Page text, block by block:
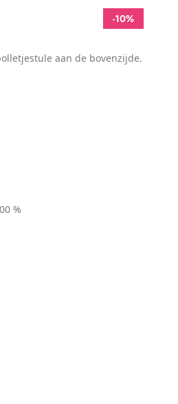
-10%
aan de bovenzijde.
%